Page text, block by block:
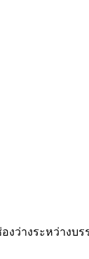
งว่างระหว่างบ